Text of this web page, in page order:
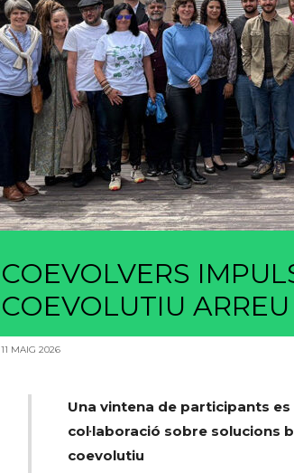
COEVOLVERS
COEVOLUTIU
11 MAIG 2026
Una vintena de participants
col·laboració sobre solucions
coevolutiu